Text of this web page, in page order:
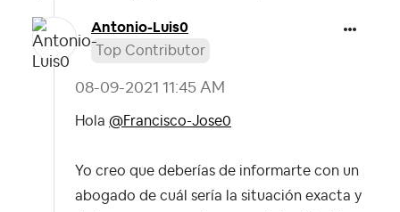
Antonio-Luis0
Top Contributor
‎08-09-2021 11:45 AM
Hola @Francisco-Jose0
Yo creo que deberías de informarte con un
abogado de cuál sería la situación exacta y